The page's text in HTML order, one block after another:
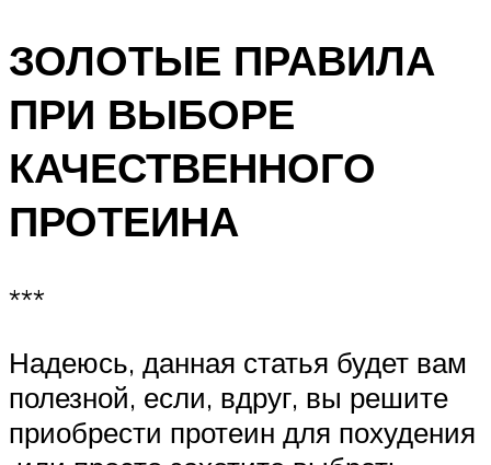
ЗОЛОТЫЕ ПРАВИЛА
ПРИ ВЫБОРЕ
КАЧЕСТВЕННОГО
ПРОТЕИНА
***
Надеюсь, данная статья будет вам
полезной, если, вдруг, вы решите
приобрести протеин для похудения